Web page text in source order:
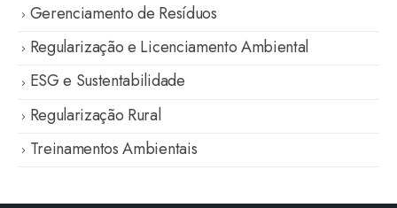
Gerenciamento de Resíduos
Regularização e Licenciamento Ambiental
ESG e Sustentabilidade
Regularização Rural
Treinamentos Ambientais